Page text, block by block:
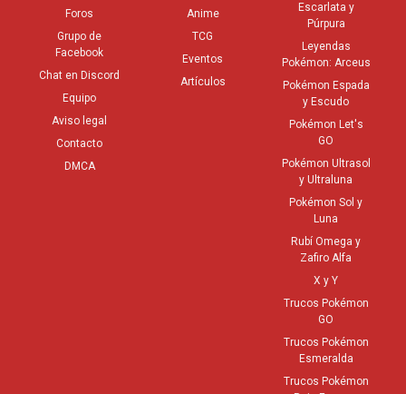
Episodio 1×09 – La escuela de los
golpes duros
Descarga [Español Latino]
Foros
Grupo de
Facebook
Chat en Discord
Equipo
Aviso legal
Contacto
DMCA
Anime
TCG
Eventos
Artículos
Escarlata y
Púrpura
Leyendas
Pokémon: Arceus
Pokémon Espada
y Escudo
Pokémon Let's
GO
Pokémon Ultrasol
y Ultraluna
Pokémon Sol y
Luna
Rubí Omega y
Zafiro Alfa
X y Y
Trucos Pokémon
GO
Trucos Pokémon
Esmeralda
Trucos Pokémon